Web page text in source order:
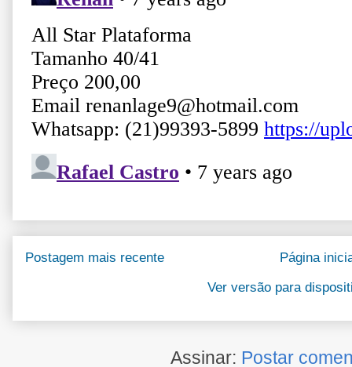
Postagem mais recente
Página
Ver versão para
Assinar: Postar